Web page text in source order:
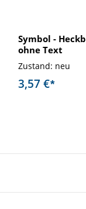
Symbol -
ohne Text
Zustand: neu
3,57 €*